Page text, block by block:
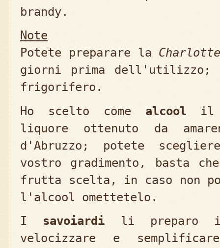
brandy.
Note
Potete preparare la
giorni prima dell'utilizzo;
frigorifero.
Ho scelto come alcool il
liquore ottenuto da
d'Abruzzo; potete
vostro gradimento, basta
frutta scelta, in caso non
l'alcool omettetelo.
I savoiardi li preparo
velocizzare e